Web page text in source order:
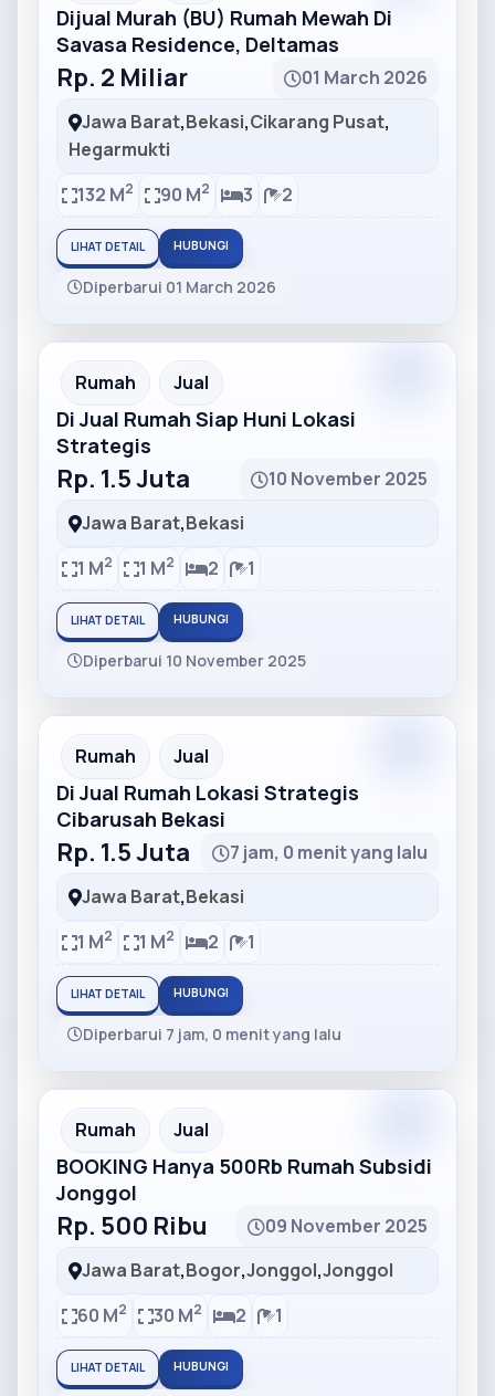
Dijual Murah (BU) Rumah Mewah Di
Savasa Residence, Deltamas
Rp. 2 Miliar
01 March 2026
Jawa Barat,Bekasi,Cikarang Pusat,
Hegarmukti
132 M2 90 M2 3 2
LIHAT DETAIL HUBUNGI
Diperbarui 01 March 2026
Partner Ad
Rumah Jual
Di Jual Rumah Siap Huni Lokasi
Strategis
Rp. 1.5 Juta
10 November 2025
Jawa Barat,Bekasi
1 M2 1 M2 2 1
LIHAT DETAIL HUBUNGI
Diperbarui 10 November 2025
Partner Ad
Rumah Jual
Di Jual Rumah Lokasi Strategis
Cibarusah Bekasi
Rp. 1.5 Juta
7 jam, 0 menit yang lalu
Jawa Barat,Bekasi
1 M2 1 M2 2 1
LIHAT DETAIL HUBUNGI
Diperbarui 7 jam, 0 menit yang lalu
Partner Ad
Rumah Jual
BOOKING Hanya 500Rb Rumah Subsidi
Jonggol
Rp. 500 Ribu
09 November 2025
Jawa Barat,Bogor,Jonggol,Jonggol
60 M2 30 M2 2 1
LIHAT DETAIL HUBUNGI